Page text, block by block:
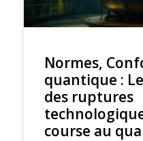
Normes,
quantique :
des ruptures
course au